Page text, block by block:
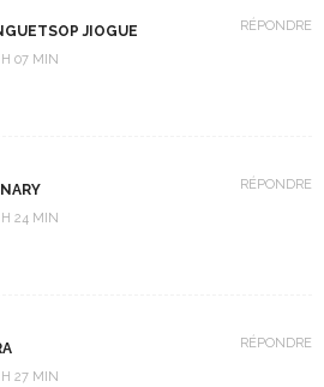
JIOGUE
07 MIN
RÉPONDRE
24 MIN
RÉPONDRE
27 MIN
RÉPONDRE